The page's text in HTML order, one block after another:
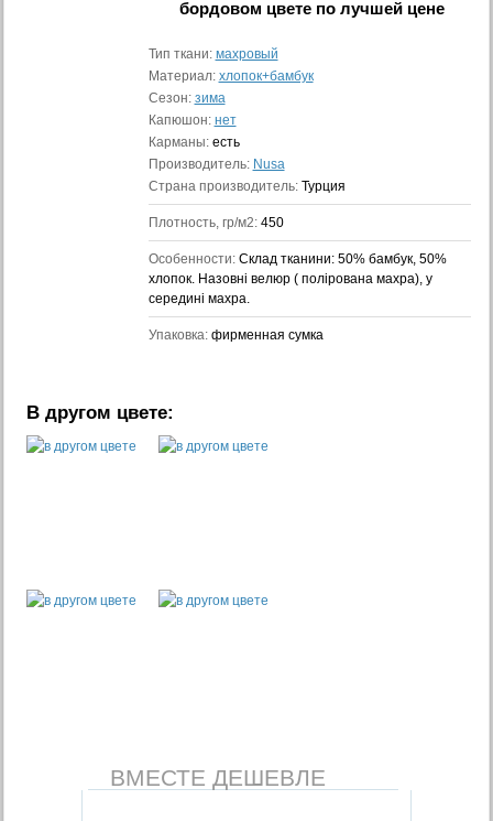
бордовом цвете по лучшей цене
Тип ткани: махровый
Материал: хлопок+бамбук
Сезон: зима
Капюшон: нет
Карманы: есть
Производитель: Nusa
Страна производитель: Турция
Плотность, гр/м2: 450
Особенности: Cклад тканини: 50% бамбук, 50%
хлопок. Назовні велюр ( полірована махра), у
середині махра.
Упаковка: фирменная сумка
В другом цвете:
ВМЕСТЕ ДЕШЕВЛЕ